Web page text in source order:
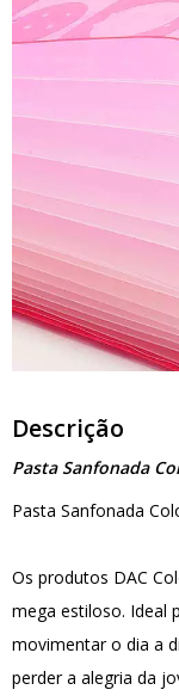
Descrição
Pasta Sanfonada
Pasta Sanfonada
Os produtos DAC
mega estiloso. Ideal
movimentar o dia a
perder a alegria da